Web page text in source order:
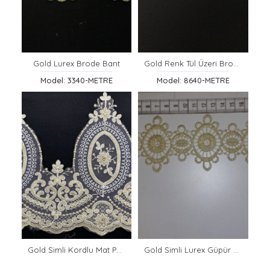
Gold Lurex Brode Bant
Model: 3340-METRE
Gold Renk Tül Üzeri Brode Bant, Yerli Üretim
Model: 8640-METRE
Gold Simli Kordlu Mat Polyester Brode Bant, 23,5 cm
Gold Simli Lurex Güpür Brode Bant, Yerli